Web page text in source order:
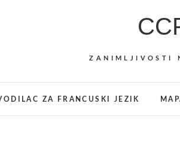
ZANIMLJIVOSTI
ZA FRANCUSKI JEZIK